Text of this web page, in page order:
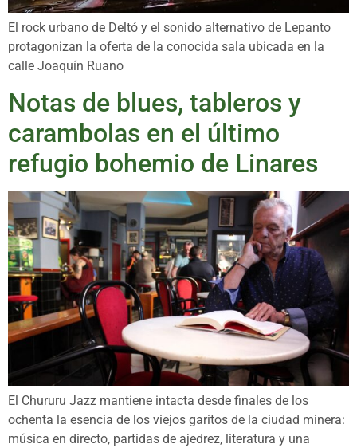
El rock urbano de Deltó y el sonido alternativo de Lepanto
protagonizan la oferta de la conocida sala ubicada en la
calle Joaquín Ruano
Notas de blues, tableros y
carambolas en el último
refugio bohemio de Linares
El Chururu Jazz mantiene intacta desde finales de los
ochenta la esencia de los viejos garitos de la ciudad minera:
música en directo, partidas de ajedrez, literatura y una